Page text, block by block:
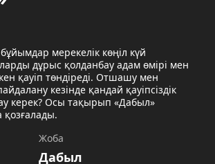
мерекелік көңіл күй
дұрыс қолданбау адам өмірі мен
қауіп төндіреді. Отшашу мен
кезінде қандай қауіпсіздік
керек? Осы тақырып «Дабыл»
қозғалады.
Жоба
Дабыл